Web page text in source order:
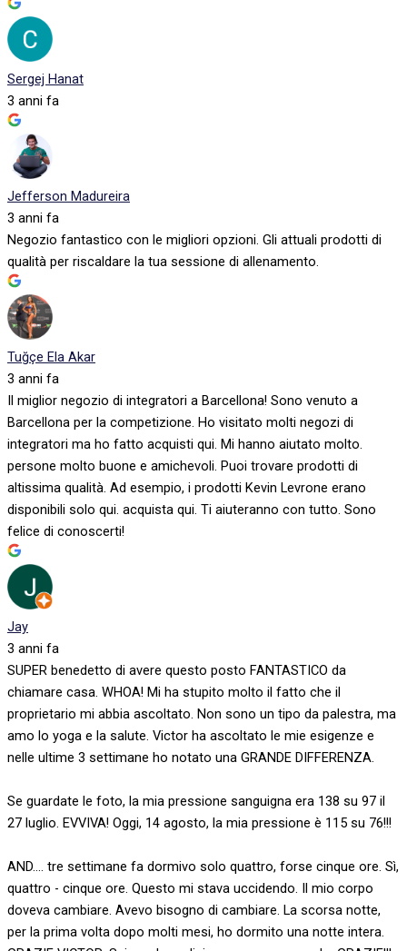
Sergej Hanat
3 anni fa
Jefferson Madureira
3 anni fa
Negozio fantastico con le migliori opzioni. Gli attuali prodotti di
qualità per riscaldare la tua sessione di allenamento.
Tuğçe Ela Akar
3 anni fa
Il miglior negozio di integratori a Barcellona! Sono venuto a
Barcellona per la competizione. Ho visitato molti negozi di
integratori ma ho fatto acquisti qui. Mi hanno aiutato molto.
persone molto buone e amichevoli. Puoi trovare prodotti di
altissima qualità. Ad esempio, i prodotti Kevin Levrone erano
disponibili solo qui. acquista qui. Ti aiuteranno con tutto. Sono
felice di conoscerti!
Jay
3 anni fa
SUPER benedetto di avere questo posto FANTASTICO da
chiamare casa. WHOA! Mi ha stupito molto il fatto che il
proprietario mi abbia ascoltato. Non sono un tipo da palestra, ma
amo lo yoga e la salute. Victor ha ascoltato le mie esigenze e
nelle ultime 3 settimane ho notato una GRANDE DIFFERENZA.
Se guardate le foto, la mia pressione sanguigna era 138 su 97 il
27 luglio. EVVIVA! Oggi, 14 agosto, la mia pressione è 115 su 76!!!
AND.... tre settimane fa dormivo solo quattro, forse cinque ore. Sì,
quattro - cinque ore. Questo mi stava uccidendo. Il mio corpo
doveva cambiare. Avevo bisogno di cambiare. La scorsa notte,
per la prima volta dopo molti mesi, ho dormito una notte intera.